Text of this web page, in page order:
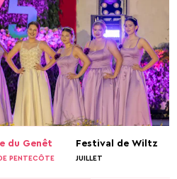
du Genêt
PENTECÔTE
Festival de Wiltz
JUILLET